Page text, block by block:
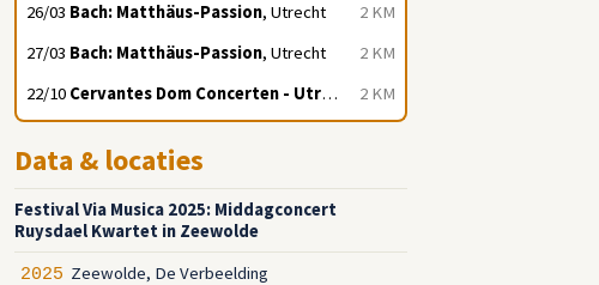
2 KM
26/03 Bach: Matthäus-Passion, Utrecht
2 KM
27/03 Bach: Matthäus-Passion, Utrecht
2 KM
22/10 Cervantes Dom Concerten - Utrecht , Utrecht
Data & locaties
Festival Via Musica 2025: Middagconcert
Ruysdael Kwartet in Zeewolde
2025 Zeewolde, De Verbeelding